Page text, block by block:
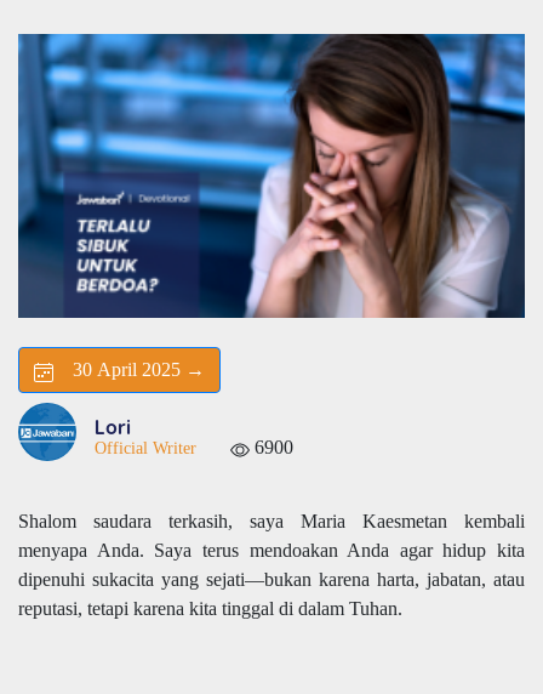
30 April 2025 →
Lori
Official Writer 6900
Shalom saudara terkasih, saya Maria Kaesmetan kembali
menyapa Anda. Saya terus mendoakan Anda agar hidup kita
dipenuhi sukacita yang sejati—bukan karena harta, jabatan, atau
reputasi, tetapi karena kita tinggal di dalam Tuhan.